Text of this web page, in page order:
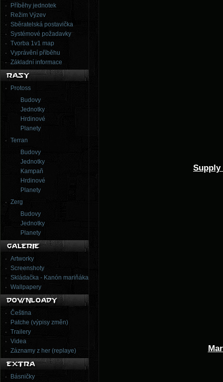
Příběhy jednotek
Režim Výzev
Sběratelská postavička
Systémové požadavky
Tvorba 1v1 map
Vyprávění příběhu
Základní informace
Protoss
Budovy
Jednotky
Hrdinové
Planety
Terran
Budovy
Jednotky
Kampaň
Hrdinové
Planety
Zerg
Budovy
Jednotky
Planety
Artworky
Screenshoty
Skládačka - Kanón mariňáka
Wallpapery
Čeština
Patche (výpisy změn)
Trailery
Videa
Záznamy z her (replaye)
Básničky
Supply